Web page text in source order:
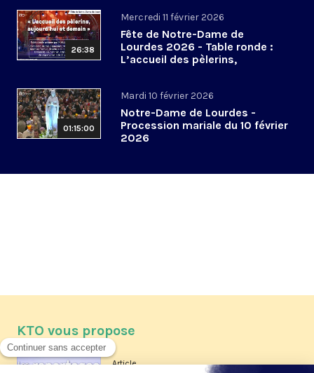
26:38
Mercredi 11 février 2026
Fête de Notre-Dame de
Lourdes 2026 - Table ronde :
L’accueil des pèlerins,
01:15:00
Mardi 10 février 2026
Notre-Dame de Lourdes -
Procession mariale du 10 février
2026
KTO vous propose
Article